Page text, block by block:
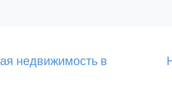
недвижимость в